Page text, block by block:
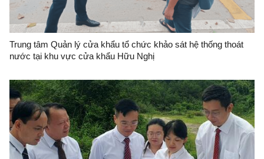
Trung tâm Quản lý cửa khẩu tổ chức khảo sát hệ thống thoát
nước tại khu vực cửa khẩu Hữu Nghị